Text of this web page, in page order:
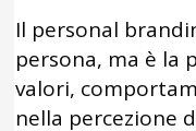
Il personal
persona, ma è la
valori,
nella percezione